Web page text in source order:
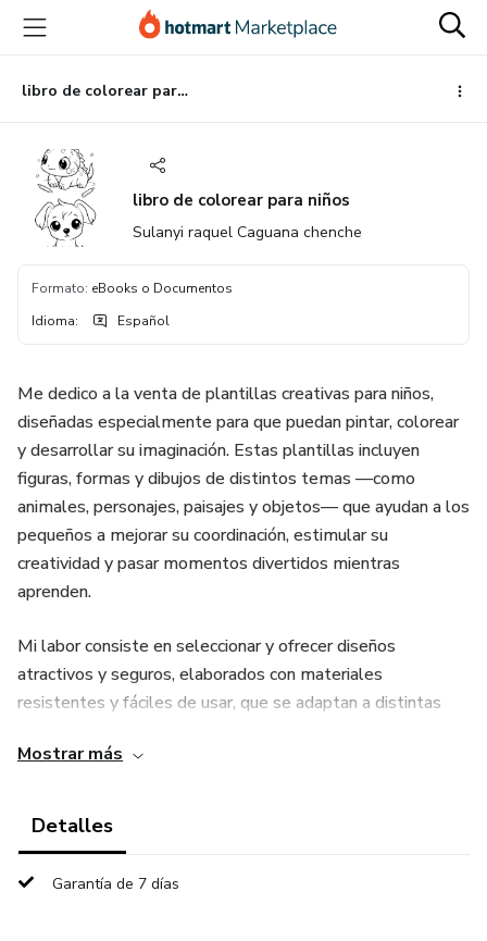
principal
página
de
página
libro de colorear para niños
libro de colorear para niños
Sulanyi raquel Caguana chenche
Formato: eBooks o Documentos
Idioma: Español
Me dedico a la venta de plantillas creativas para niños,
diseñadas especialmente para que puedan pintar, colorear
y desarrollar su imaginación. Estas plantillas incluyen
figuras, formas y dibujos de distintos temas —como
animales, personajes, paisajes y objetos— que ayudan a los
pequeños a mejorar su coordinación, estimular su
creatividad y pasar momentos divertidos mientras
aprenden.
Mi labor consiste en seleccionar y ofrecer diseños
atractivos y seguros, elaborados con materiales
resistentes y fáciles de usar, que se adaptan a distintas
padres y docentes para que puedan elegir las plantillas
desarrollo de cada niño.
Mostrar más
Detalles
Garantía de 7 días